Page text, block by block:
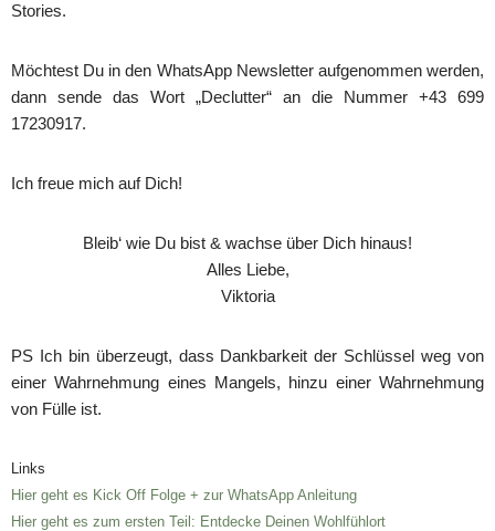
Stories.
Möchtest Du in den WhatsApp Newsletter aufgenommen werden,
dann sende das Wort „Declutter“ an die Nummer +43 699
17230917.
Ich freue mich auf Dich!
Bleib‘ wie Du bist & wachse über Dich hinaus!
Alles Liebe,
Viktoria
PS Ich bin überzeugt, dass Dankbarkeit der Schlüssel weg von
einer Wahrnehmung eines Mangels, hinzu einer Wahrnehmung
von Fülle ist.
Links
Hier geht es Kick Off Folge + zur WhatsApp Anleitung
Hier geht es zum ersten Teil: Entdecke Deinen Wohlfühlort